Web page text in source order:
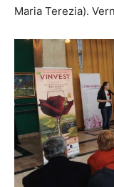
Maria Terezia).